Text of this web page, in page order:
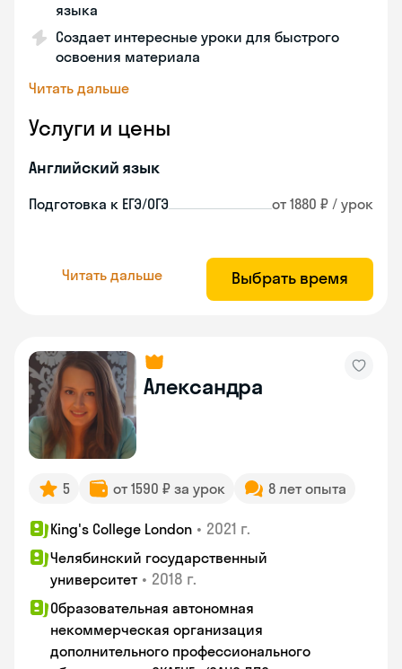
языка
Создает интересные уроки для быстрого
освоения материала
Читать дальше
Услуги и цены
Английский язык
Подготовка к ЕГЭ/ОГЭ от 1880 ₽ / урок
Читать дальше Выбрать время
Александра
5 от 1590 ₽ за урок 8 лет опыта
King's College London • 2021 г.
Челябинский государственный
университет • 2018 г.
Образовательная автономная
некоммерческая организация
дополнительного профессионального